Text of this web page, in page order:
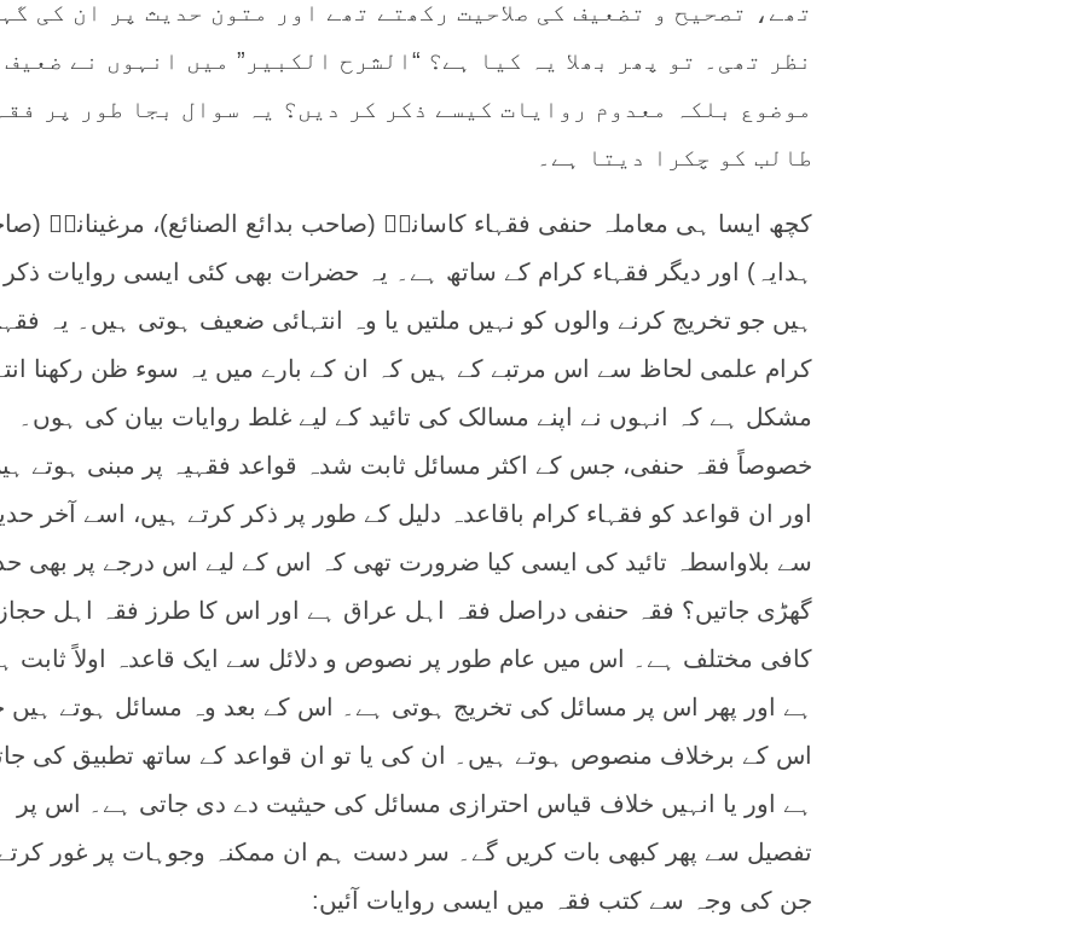
تھے، تصحیح و تضعیف کی صلاحیت رکھتے تھے اور متون حدیث پر ان کی
نظر تھی۔ تو پھر بھلا یہ کیا ہے؟ “الشرح الکبیر” میں انہوں نے ضعیف
موضوع بلکہ معدوم روایات کیسے ذکر کر دیں؟ یہ سوال بجا طور پر
طالب کو چکرا دیتا ہے۔
کچھ ایسا ہی معاملہ حنفی فقہاء کاسانیؒ (صاحب بدائع الصنائع)، مرغینانیؒ
ہدایہ) اور دیگر فقہاء کرام کے ساتھ ہے۔ یہ حضرات بھی کئی ایسی روایات ذکر
ہیں جو تخریج کرنے والوں کو نہیں ملتیں یا وہ انتہائی ضعیف ہوتی ہیں۔ یہ
کرام علمی لحاظ سے اس مرتبے کے ہیں کہ ان کے بارے میں یہ سوء ظن رکھنا
مشکل ہے کہ انہوں نے اپنے مسالک کی تائید کے لیے غلط روایات بیان کی ہوں۔
خصوصاً فقہ حنفی، جس کے اکثر مسائل ثابت شدہ قواعد فقہیہ پر مبنی ہوتے
اور ان قواعد کو فقہاء کرام باقاعدہ دلیل کے طور پر ذکر کرتے ہیں، اسے آخر
سے بلاواسطہ تائید کی ایسی کیا ضرورت تھی کہ اس کے لیے اس درجے پر بھی
گھڑی جاتیں؟ فقہ حنفی دراصل فقہ اہل عراق ہے اور اس کا طرز فقہ اہل
کافی مختلف ہے۔ اس میں عام طور پر نصوص و دلائل سے ایک قاعدہ اولاً ثابت
ہے اور پھر اس پر مسائل کی تخریج ہوتی ہے۔ اس کے بعد وہ مسائل ہوتے ہیں
اس کے برخلاف منصوص ہوتے ہیں۔ ان کی یا تو ان قواعد کے ساتھ تطبیق کی
ہے اور یا انہیں خلاف قیاس احترازی مسائل کی حیثیت دے دی جاتی ہے۔ اس پر
تفصیل سے پھر کبھی بات کریں گے۔ سر دست ہم ان ممکنہ وجوہات پر غور
جن کی وجہ سے کتب فقہ میں ایسی روایات آئیں: